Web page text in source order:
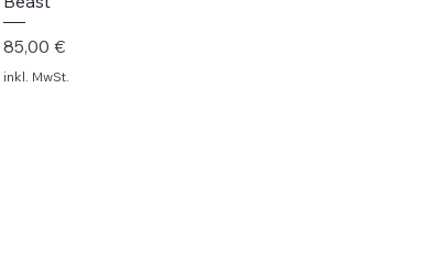
Preis
85,00 €
inkl. MwSt.